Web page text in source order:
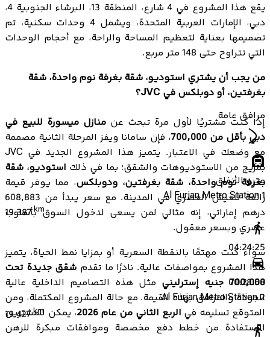
يقع هذا المشروع في 4 شارع، المنطقة 13، البرشاء الجنوبية 4،
دبي، الإمارات العربية المتحدة، ويشمل 4 وحدات سكنية، تم
تصميمها بعناية لتعظيم المساحة والراحة، مع أحجام الوحدات
التي تتراوح حتى 148 متر مربع.
من يجب أن يشتري استوديو، شقة بغرفة نوم واحدة، شقة
بغرفتين، أو دوبلكس في JVC؟
إذا كنت مشتريًا لأول مرة تبحث عن منازل ميسورة للبيع في
دبي بأقل من 700,000
، فإن سامانا ويفز المرحلة الثانية مصممة
مع وضعك في الاعتبار. يتميز هذا المشروع الجديد في JVC
بمزيج من الاستوديوهات والشقق؛ بما في ذلك استوديو، شقة
بغرفة نوم واحدة، شقة بغرفتين، ودوبلكس، مما يوفر قيمة
رائعة للعيش العصري في المدينة. مع سعر يبدأ من 608,883
درهم إماراتي، إنه مثالي لمن يسعى لدخول السوق بأسلوب
عصري وبسعر معقول.
سواء كنت مهتمًا بالنقطة السعرية أو بمزايا نمط الحياة، يتميز
هذا المشروع بمواصفات عالية. نادرًا ما تقدم شقق جديدة تحت
700,000 جنيه إسترليني
مثل هذه التصاميم الداخلية عالية
الجودة والمرافق بهذه القيمة. مع حالة المشروع المكتملة، ومن
المتوقع تسليمه في الربع الثاني من عام 2026
، يمكن للمشترين
الاستفادة من خطط دفع مخصصة وموافقات مبكرة للرهن
مرافق عامة
مترو الأنفاق
Al Furjan Metro Station 1
19.387km
04:24:25
00:28:58
Al Furjan Metro Station 2
19.427km